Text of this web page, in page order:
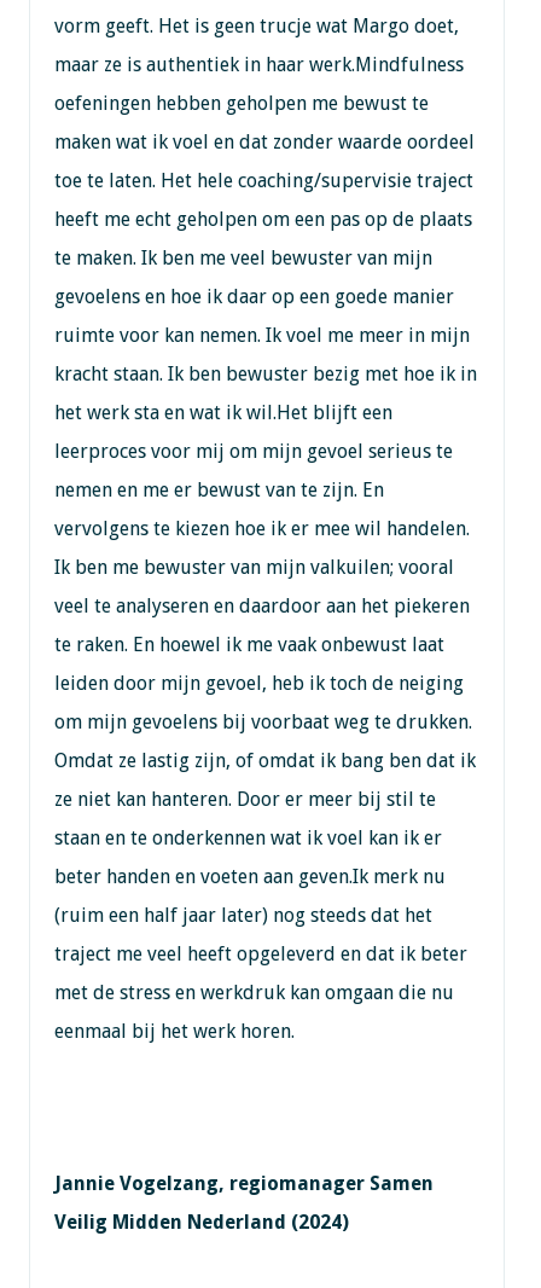
vorm geeft. Het is geen trucje wat Margo doet,
maar ze is authentiek in haar werk.Mindfulness
oefeningen hebben geholpen me bewust te
maken wat ik voel en dat zonder waarde oordeel
toe te laten. Het hele coaching/supervisie traject
heeft me echt geholpen om een pas op de plaats
te maken. Ik ben me veel bewuster van mijn
gevoelens en hoe ik daar op een goede manier
ruimte voor kan nemen. Ik voel me meer in mijn
kracht staan. Ik ben bewuster bezig met hoe ik in
het werk sta en wat ik wil.Het blijft een
leerproces voor mij om mijn gevoel serieus te
nemen en me er bewust van te zijn. En
vervolgens te kiezen hoe ik er mee wil handelen.
Ik ben me bewuster van mijn valkuilen; vooral
veel te analyseren en daardoor aan het piekeren
te raken. En hoewel ik me vaak onbewust laat
leiden door mijn gevoel, heb ik toch de neiging
om mijn gevoelens bij voorbaat weg te drukken.
Omdat ze lastig zijn, of omdat ik bang ben dat ik
ze niet kan hanteren. Door er meer bij stil te
staan en te onderkennen wat ik voel kan ik er
beter handen en voeten aan geven.Ik merk nu
(ruim een half jaar later) nog steeds dat het
traject me veel heeft opgeleverd en dat ik beter
met de stress en werkdruk kan omgaan die nu
eenmaal bij het werk horen.
Jannie Vogelzang, regiomanager Samen
Veilig Midden Nederland (2024)